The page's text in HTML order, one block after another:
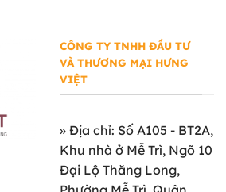
CÔNG TY TNHH ĐẦU TƯ
VÀ THƯƠNG MẠI HƯNG
VIỆT
» Địa chỉ: Số A105 - BT2A,
Khu nhà ở Mễ Trì, Ngõ 10
Đại Lộ Thăng Long,